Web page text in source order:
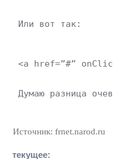
Или вот так:
<a href=”#”
Думаю разница
Источник: frnet.narod.ru
текущее: